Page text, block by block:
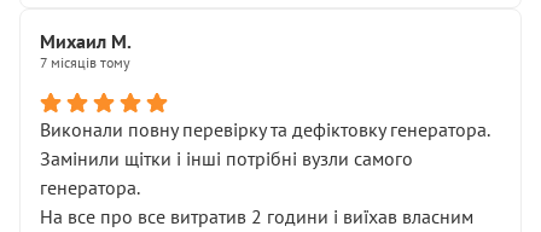
Михаил М.
7 місяців тому
Виконали повну перевірку та дефіктовку генератора.
Замінили щітки і інші потрібні вузли самого
генератора.
На все про все витратив 2 години і виїхав власним